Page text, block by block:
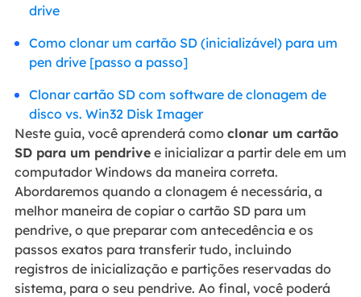
drive
Como clonar um cartão SD (inicializável) para um
pen drive [passo a passo]
Clonar cartão SD com software de clonagem de
disco vs. Win32 Disk Imager
Neste guia, você aprenderá como clonar um cartão
SD para um pendrivee inicializar a partir dele em um
computador Windows da maneira correta.
Abordaremos quando a clonagem é necessária, a
melhor maneira de copiar o cartão SD para um
pendrive, o que preparar com antecedência e os
passos exatos para transferir tudo, incluindo
registros de inicialização e partições reservadas do
sistema, para o seu pendrive. Ao final, você poderá